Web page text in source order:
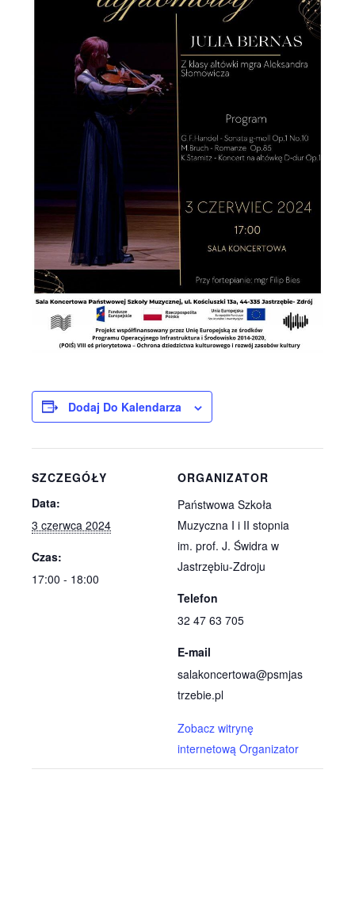
Dodaj Do Kalendarza
SZCZEGÓŁY
Data:
3 czerwca 2024
Czas:
17:00 - 18:00
ORGANIZATOR
Państwowa Szkoła
Muzyczna I i II stopnia
im. prof. J. Świdra w
Jastrzębiu-Zdroju
Telefon
32 47 63 705
E-mail
salakoncertowa@psmjas
trzebie.pl
Zobacz witrynę
internetową Organizator